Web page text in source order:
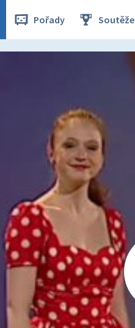
Pořady Soutěže